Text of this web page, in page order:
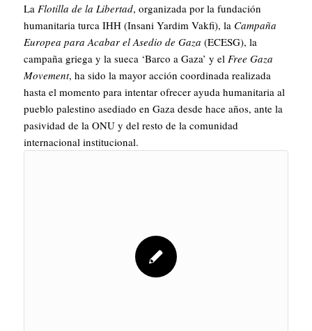
La Flotilla de la Libertad, organizada por la fundación
humanitaria turca IHH (Insani Yardim Vakfi), la Campaña
Europea para Acabar el Asedio de Gaza (ECESG), la
campaña griega y la sueca ‘Barco a Gaza’ y el Free Gaza
Movement, ha sido la mayor acción coordinada realizada
hasta el momento para intentar ofrecer ayuda humanitaria al
pueblo palestino asediado en Gaza desde hace años, ante la
pasividad de la ONU y del resto de la comunidad
internacional institucional.